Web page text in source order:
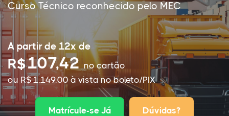
Curso Técnico reconhecido pelo MEC
A partir de 12x de
R$107,42 no cartão
ou R$ 1.149,00 à vista no boleto/PIX
Matrícule-se Já Dúvidas?